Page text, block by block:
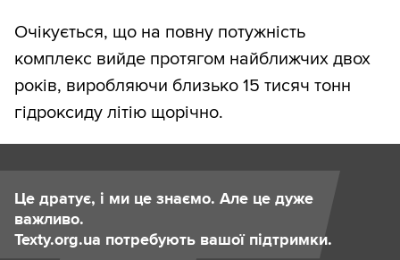
Очікується, що на повну потужність
комплекс вийде протягом найближчих двох
років, виробляючи близько 15 тисяч тонн
гідроксиду літію щорічно.
Це дратує, і ми це знаємо. Але це дуже
важливо.
Texty.org.ua потребують вашої підтримки.